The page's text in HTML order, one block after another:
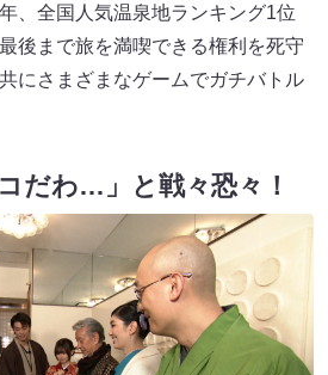
、全国人気温泉地ランキング1位
後まで旅を満喫できる権利を死守
にさまざまなゲームでガチバトル
だわ…」と戦々恐々！